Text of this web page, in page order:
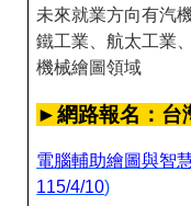
未來就業方向有汽
鐵工業、航太工業
機械繪圖領域
►網路報名：台
電腦輔助繪圖與智
115/4/10)